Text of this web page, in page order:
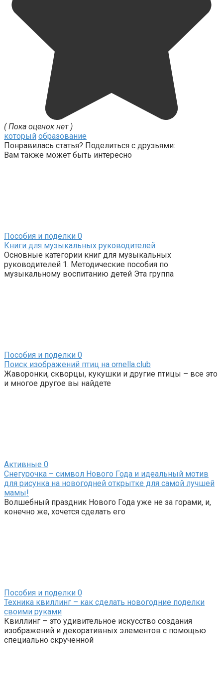
( Пока оценок нет )
который образование
Понравилась статья? Поделиться с друзьями:
Вам также может быть интересно
Пособия и поделки 0
Книги для музыкальных руководителей
Основные категории книг для музыкальных
руководителей 1. Методические пособия по
музыкальному воспитанию детей Эта группа
Пособия и поделки 0
Поиск изображений птиц на ornella.club
Жаворонки, скворцы, кукушки и другие птицы – все это
и многое другое вы найдете
Активные 0
Снегурочка – символ Нового Года и идеальный мотив
для рисунка на новогодней открытке для самой лучшей
мамы!
Волшебный праздник Нового Года уже не за горами, и,
конечно же, хочется сделать его
Пособия и поделки 0
Техника квиллинг – как сделать новогодние поделки
своими руками
Квиллинг – это удивительное искусство создания
изображений и декоративных элементов с помощью
специально скрученной